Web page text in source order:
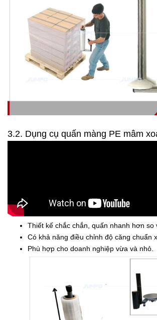
3.2. Dụng cụ quấn màng PE mâm
Thiết kế chắc chắn, quấn nhanh hơn so
Có khả năng điều chỉnh độ căng chuẩn
Phù hợp cho doanh nghiệp vừa và nhỏ.